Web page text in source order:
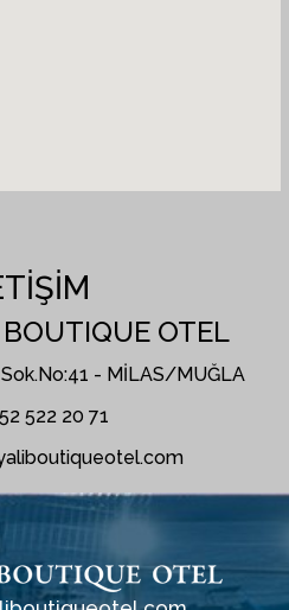
OTEL
Sok.No:41 - MİLAS/MUĞLA
522 20 71